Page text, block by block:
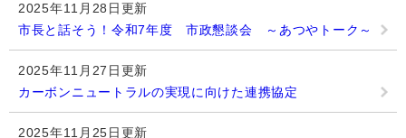
2025年11月28日更新
市長と話そう！令和7年度 市政懇談会 ～あつやトーク～
2025年11月27日更新
カーボンニュートラルの実現に向けた連携協定
2025年11月25日更新